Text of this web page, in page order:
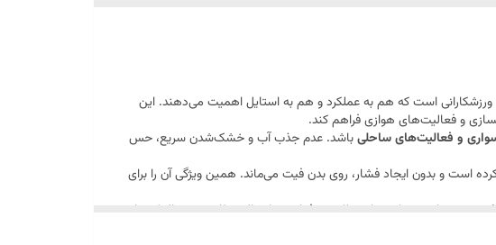
ورزشکارانی است که هم به عملکرد و هم به استایل اهمیت می‌دهند. این
و فعالیت‌های هوازی فراهم کند.
و فعالیت‌های ساحلیباشد. عدم جذب آب و خشک‌شدن سریع، حس
است و بدون ایجاد فشار، روی بدن فیت می‌ماند. همین ویژگی آن را برای
روزمره
است؛ ترکیبی از عملکرد حرفه‌ای، دوام بالا و ظاهر مینیمال که برای